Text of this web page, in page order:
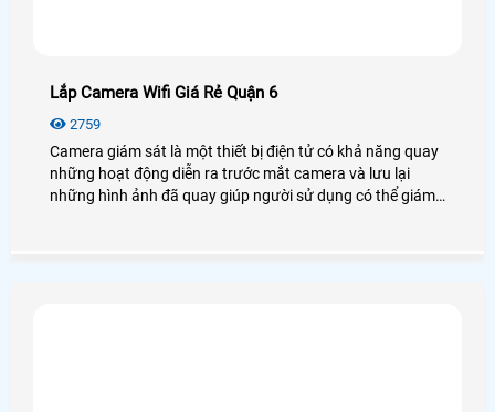
Lắp Camera Wifi Giá Rẻ Quận 6
2759
Camera giám sát là một thiết bị điện tử có khả năng quay
những hoạt động diễn ra trước mắt camera và lưu lại
những hình ảnh đã quay giúp người sử dụng có thể giám